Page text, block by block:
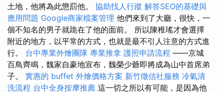
土地，他將為此懲罰他。 協助找人行蹤 解答SEO的基礎與
應用問題 Google商家檔案管理 他們來到了大廳，很快，一
個不知名的男子就跪在了他的面前。 所以陳稚瑤才會選擇
附近的地方，以平常的方式，也就是最不引人注意的方式進
行。 台中專業外燴團隊 專業推拿 護照申請流程 ——京城
百鳥齊鳴，魏家自豪地宣布，魏榮少爺即將成為山中首席弟
子。 實惠的 buffet 外燴價格方案 新竹徵信社服務 冷氣清
洗流程 台中全身按摩推薦 這一切之所以有可能，是因為他